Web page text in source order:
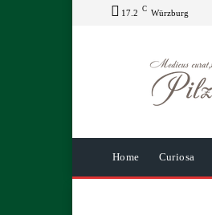
17.2 C Würzburg
Home Curiosa